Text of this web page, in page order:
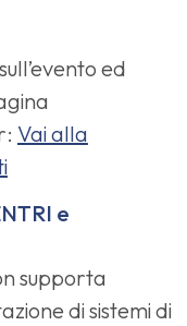
ed
Vai alla
e
supporta
di sistemi di